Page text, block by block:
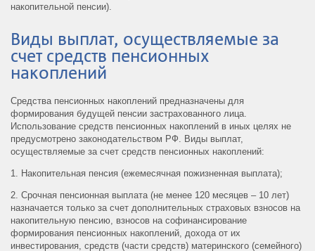
накопительной пенсии).
Виды выплат, осуществляемые за
счет средств пенсионных
накоплений
Средства пенсионных накоплений предназначены для
формирования будущей пенсии застрахованного лица.
Использование средств пенсионных накоплений в иных целях не
предусмотрено законодательством РФ. Виды выплат,
осуществляемые за счет средств пенсионных накоплений:
1. Накопительная пенсия (ежемесячная пожизненная выплата);
2. Срочная пенсионная выплата (не менее 120 месяцев – 10 лет)
назначается только за счет дополнительных страховых взносов на
накопительную пенсию, взносов на софинансирование
формирования пенсионных накоплений, дохода от их
инвестирования, средств (части средств) материнского (семейного)